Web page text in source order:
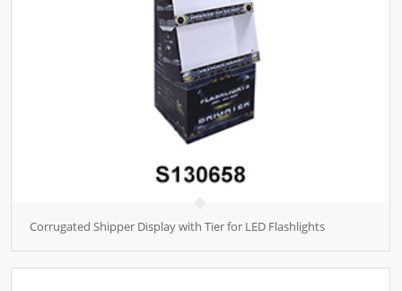
Corrugated Shipper Display with Tier for LED Flashlights